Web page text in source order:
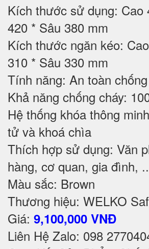
Kích thước sử dụng: Cao
420 * Sâu 380 mm
Kích thước ngăn kéo:
310 * Sâu 330 mm
Tính năng: An toàn
Khả năng chống cháy:
Hệ thống khóa thông
tử và khoá chìa
Thích hợp sử dụng: Văn
hàng, cơ quan, gia đình,
Màu sắc: Brown
Thương hiệu: WELKO
Giá: 9,100,000 VNĐ
Liên Hệ Zalo: 098